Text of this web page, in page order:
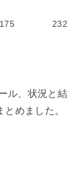
175 232
ル、状況と結
めました。